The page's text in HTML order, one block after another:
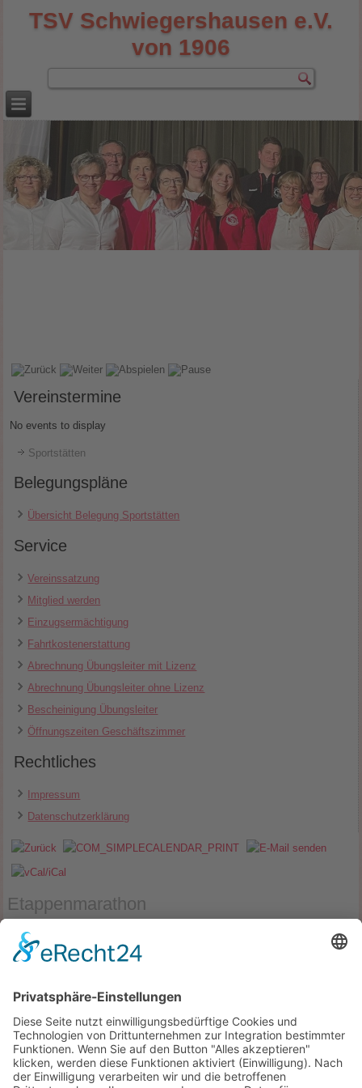
TSV Schwiegershausen e.V.
von 1906
Vereinstermine
No events to display
Sportstätten
Belegungspläne
Übersicht Belegung Sportstätten
Service
Vereinssatzung
Mitglied werden
Einzugsermächtigung
Fahrtkostenerstattung
Abrechnung Übungsleiter mit Lizenz
Abrechnung Übungsleiter ohne Lizenz
Bescheinigung Übungsleiter
Öffnungszeiten Geschäftszimmer
Rechtliches
Impressum
Datenschutzerklärung
Etappenmarathon
Datum:
24.06.2026
Ort:
Vorplatz Sporthalle
Tweet
Facebook